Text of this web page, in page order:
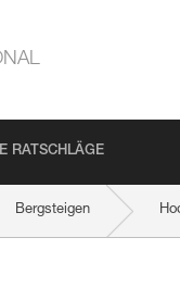
RATSCHLÄGE
Bergsteigen